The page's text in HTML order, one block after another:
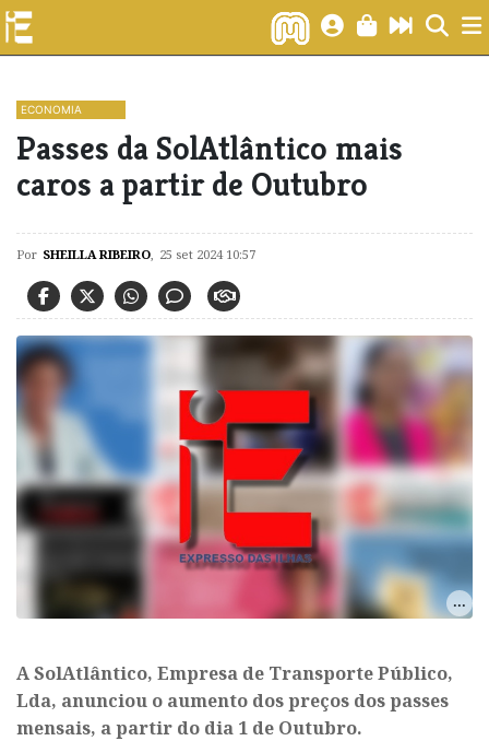
ECONOMIA
Passes da SolAtlântico mais
caros a partir de Outubro
Por SHEILLA RIBEIRO, 25 set 2024 10:57
A SolAtlântico, Empresa de Transporte Público,
Lda, anunciou o aumento dos preços dos passes
mensais, a partir do dia 1 de Outubro.